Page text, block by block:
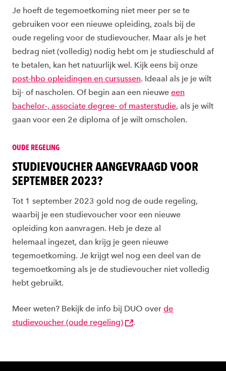
Je hoeft de tegemoetkoming niet meer per se te
gebruiken voor een nieuwe opleiding, zoals bij de
oude regeling voor de studievoucher. Maar als je het
bedrag niet (volledig) nodig hebt om je studieschuld af
te betalen, kan het natuurlijk wel. Kijk eens bij onze
post-hbo opleidingen en cursussen. Ideaal als je je wilt
bij- of nascholen. Of begin aan een nieuwe een
bachelor-, associate degree- of masterstudie, als je wilt
gaan voor een 2e diploma of je wilt omscholen.
OUDE REGELING
STUDIEVOUCHER AANGEVRAAGD VOOR
SEPTEMBER 2023?
Tot 1 september 2023 gold nog de oude regeling,
waarbij je een studievoucher voor een nieuwe
opleiding kon aanvragen. Heb je deze al
helemaal ingezet, dan krijg je geen nieuwe
tegemoetkoming. Je krijgt wel nog een deel van de
tegemoetkoming als je de studievoucher niet volledig
hebt gebruikt.
Meer weten? Bekijk de info bij DUO over de
studievoucher (oude regeling)
.